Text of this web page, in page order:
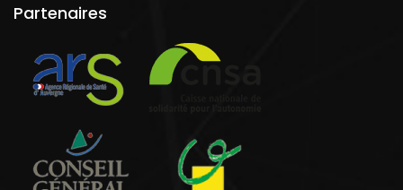
Partenaires